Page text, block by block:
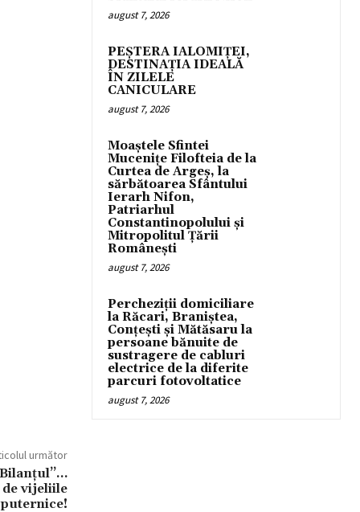
următor
vijeliile
puternice!
august 7, 2026
PEȘTERA IALOMIȚEI,
DESTINAȚIA IDEALĂ
ÎN ZILELE
CANICULARE
august 7, 2026
Moaștele Sfintei
Mucenițe Filofteia de la
Curtea de Argeș, la
sărbătoarea Sfântului
Ierarh Nifon,
Patriarhul
Constantinopolului și
Mitropolitul Țării
Românești
august 7, 2026
Percheziții domiciliare
la Răcari, Braniștea,
Conțești și Mătăsaru la
persoane bănuite de
sustragere de cabluri
electrice de la diferite
parcuri fotovoltatice
august 7, 2026